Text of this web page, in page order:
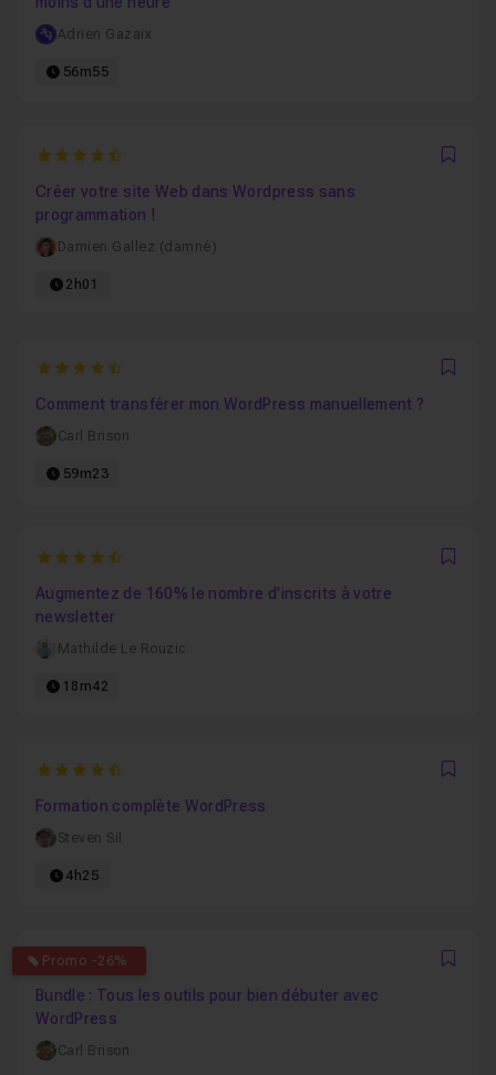
Adrien Gazaix
56m55
4.5666666666667
Créer votre site Web dans Wordpress sans
programmation !
Damien Gallez (damné)
2h01
4.75
Comment transférer mon WordPress manuellement ?
Carl Brison
59m23
4.6428571428571
Augmentez de 160% le nombre d'inscrits à votre
newsletter
Mathilde Le Rouzic
18m42
4.5714285714286
Formation complète WordPress
Steven Sil
4h25
Promo -26%
4.5833333333333
Bundle : Tous les outils pour bien débuter avec
WordPress
Carl Brison